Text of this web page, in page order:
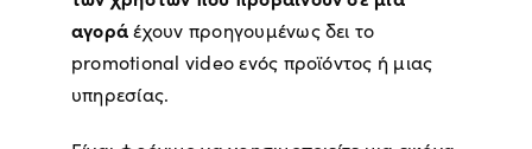
αγοράέχουν προηγουμένως δει το
promotional video ενός προϊόντος ή μιας
υπηρεσίας.